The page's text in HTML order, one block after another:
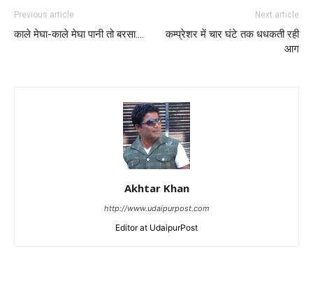
Previous article
काले मेघा-काले मेघा पानी तो बरसा….
Next article
कम्प्रेशर में चार घंटे तक धधकती रही
आग
Akhtar Khan
http://www.udaipurpost.com
Editor at UdaipurPost